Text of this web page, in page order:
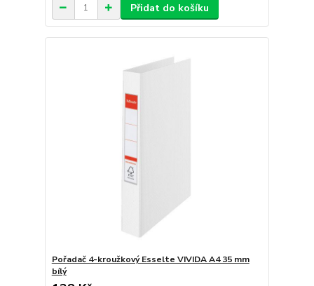
Přidat do košíku
Pořadač 4-kroužkový Esselte VIVIDA A4 35 mm
bílý